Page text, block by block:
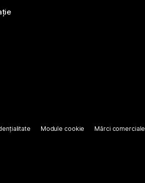
Module cookie Mărci comerciale